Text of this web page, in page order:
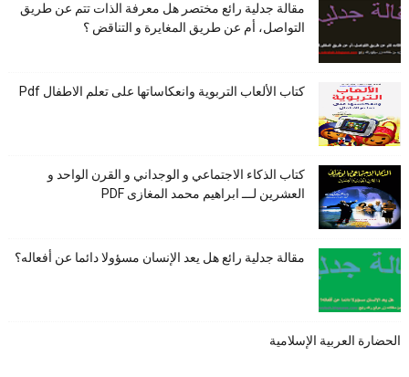
مقالة جدلية رائع مختصر هل معرفة الذات تتم عن طريق
التواصل، أم عن طريق المغايرة و التناقض ؟
كتاب الألعاب التربوية وانعكاساتها على تعلم الاطفال Pdf
كتاب الذكاء الاجتماعي و الوجداني و القرن الواحد و
العشرين لـــ ابراهيم محمد المغازى PDF
مقالة جدلية رائع هل يعد الإنسان مسؤولا دائما عن أفعاله؟
الحضارة العربية الإسلامية